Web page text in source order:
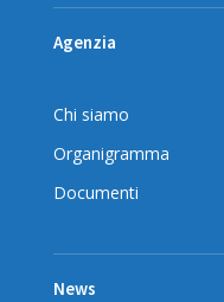
Agenzia
Chi siamo
Organigramma
Documenti
News